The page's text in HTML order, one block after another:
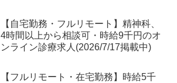
【自宅勤務・フルリモート】精神科、
4時間以上から相談可・時給9千円のオ
ンライン診療求人(2026/7/17掲載中)
【フルリモート・在宅勤務】時給5千